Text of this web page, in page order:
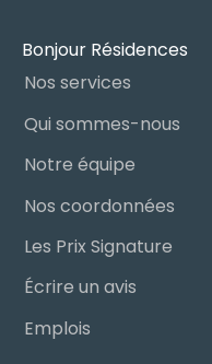
Bonjour Résidences
Nos services
Qui sommes-nous
Notre équipe
Nos coordonnées
Les Prix Signature
Écrire un avis
Emplois